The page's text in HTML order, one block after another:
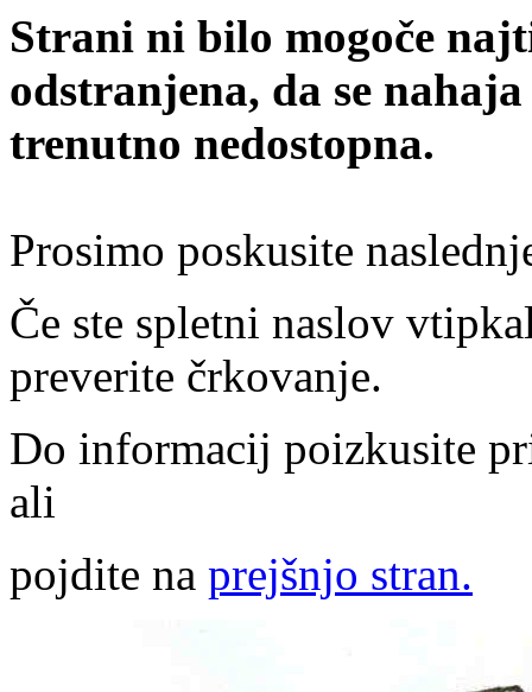
Strani ni bilo mogoče
odstranjena, da se
trenutno nedostopna.
Prosimo poskusite
Če ste spletni naslov
preverite črkovanje.
Do informacij poizkusite
ali
pojdite na prejšnjo stran.